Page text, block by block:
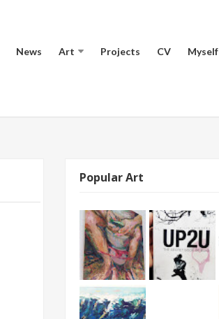
News Art Projects CV Myself
Popular Art